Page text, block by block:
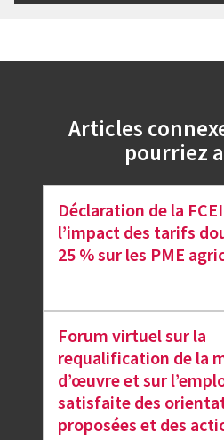
Articles
pourriez
Déclaration de la
l’impact des tarifs
25 % sur les PME
Forum virtuel sur la
requalification de la
d’œuvre et sur
satisfaite des
proposées et des